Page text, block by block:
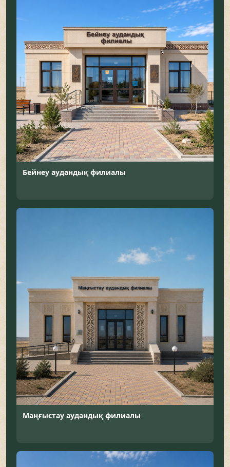
Бейнеу аудандық филиалы
Маңғыстау аудандық филиалы